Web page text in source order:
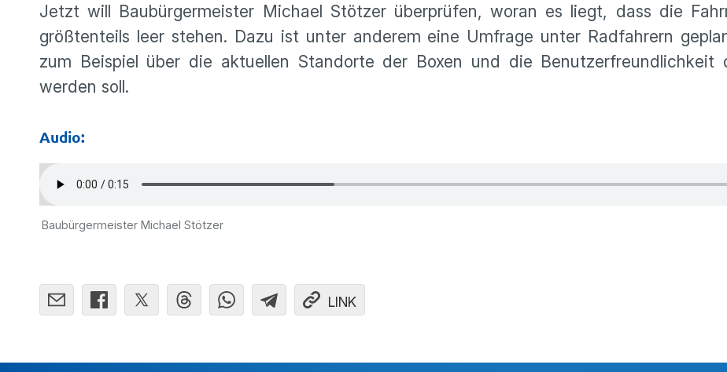
Jetzt will Baubürgermeister Michael Stötzer überprüfen, woran es liegt, dass die
größtenteils leer stehen. Dazu ist unter anderem eine Umfrage unter Radfahrern
zum Beispiel über die aktuellen Standorte der Boxen und die Benutzerfreundlichkeit
werden soll.
Audio:
Baubürgermeister Michael Stötzer
LINK